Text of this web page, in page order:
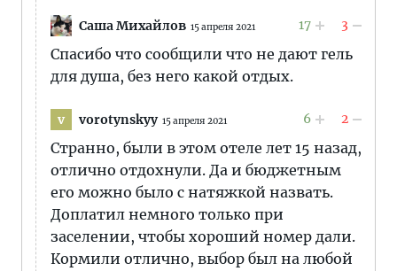
Саша Михайлов 15 апреля 2021 17 3
Спасибо что сообщили что не дают гель
для душа, без него какой отдых.
v vorotynskyy 15 апреля 2021 6 2
Странно, были в этом отеле лет 15 назад,
отлично отдохнули. Да и бюджетным
его можно было с натяжкой назвать.
Доплатил немного только при
заселении, чтобы хороший номер дали.
Кормили отлично, выбор был на любой